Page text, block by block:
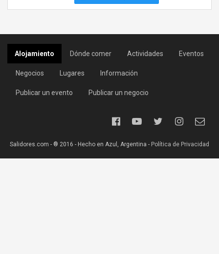
Alojamiento Dónde comer Actividades Eventos
Negocios Lugares Información
Publicar un evento Publicar un negocio
Salidores.com - ® 2016 - Hecho en Azul, Argentina - Política de Privacidad